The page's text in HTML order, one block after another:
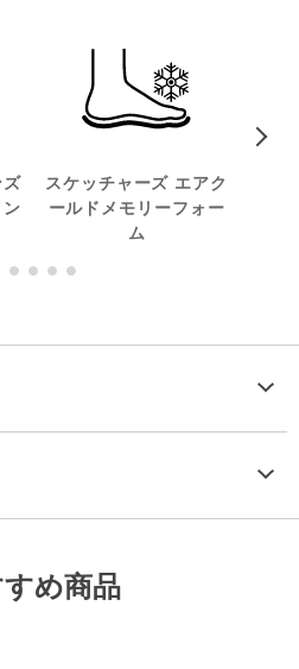
ズ
スケッチャーズ エアク
ールドメモリーフォー
ム
め商品